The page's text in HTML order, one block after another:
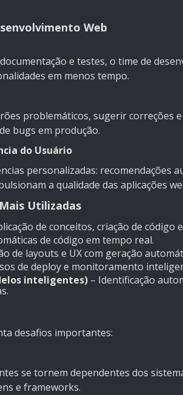
Web
e testes, o time de
em menos tempo.
problemáticos, sugerir correções
bugs em produção.
do Usuário
personalizadas: recomendações
a qualidade das aplicações
Utilizadas
de conceitos, criação de código
de código em tempo real.
de layouts e UX com geração
de deploy e monitoramento
inteligentes) – Identificação
desafios importantes:
se tornem dependentes dos
e frameworks.